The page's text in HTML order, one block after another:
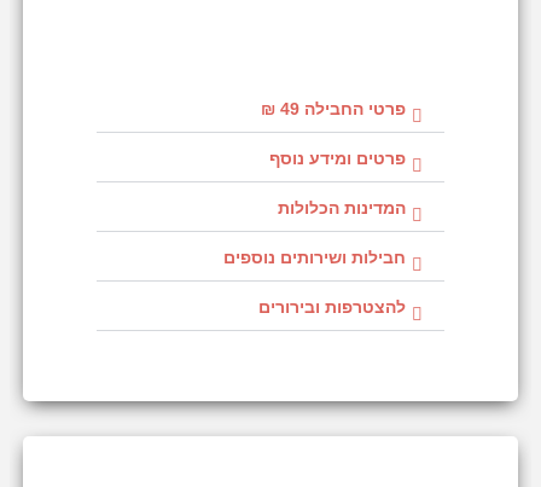
פרטי החבילה 49 ₪
פרטים ומידע נוסף
המדינות הכלולות
חבילות ושירותים נוספים
להצטרפות ובירורים